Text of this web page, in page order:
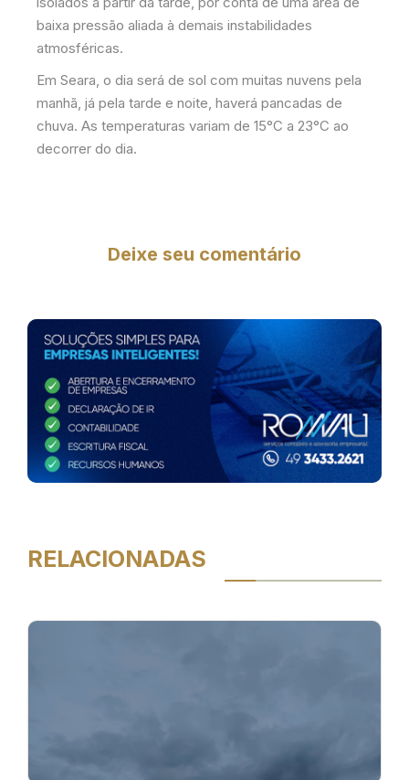
baixa pressão aliada à demais instabilidades
atmosféricas.
Em Seara, o dia será de sol com muitas nuvens pela
manhã, já pela tarde e noite, haverá pancadas de
chuva. As temperaturas variam de 15°C a 23°C ao
decorrer do dia.
Deixe seu comentário
RELACIONADAS